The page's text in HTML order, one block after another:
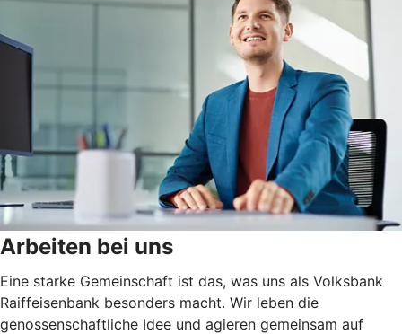
Arbeiten bei uns
Eine starke Gemeinschaft ist das, was uns als Volksbank
Raiffeisenbank besonders macht. Wir leben die
genossenschaftliche Idee und agieren gemeinsam auf